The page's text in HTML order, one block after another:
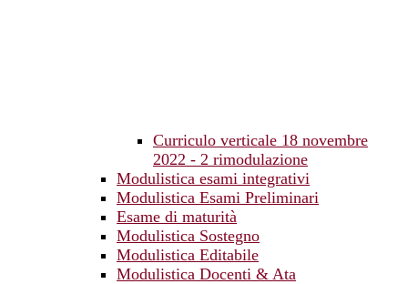
Curriculo verticale 18 novembre
2022 - 2 rimodulazione
Modulistica esami integrativi
Modulistica Esami Preliminari
Esame di maturità
Modulistica Sostegno
Modulistica Editabile
Modulistica Docenti & Ata